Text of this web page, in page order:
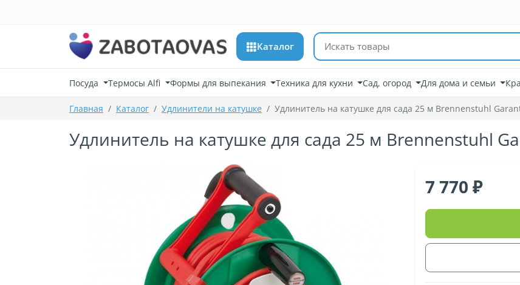
Каталог Поиск товаров
Посуда Термосы Alfi Формы для выпекания Техника для кухни Сад, огород Для дома и семьи
Главная Каталог Удлинители на катушке Удлинитель на катушке для сада 25 м Brennenstuhl
Удлинитель на катушке для сада 25 м Brennenstuhl
7 770